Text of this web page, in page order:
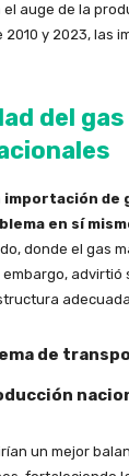
el auge de la
y 2023, las
del
importación de
en sí
donde el gas
embargo,
de
un mejor